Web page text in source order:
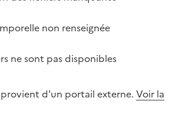
non renseignée
ne sont pas disponibles
d'un portail externe. Voir la